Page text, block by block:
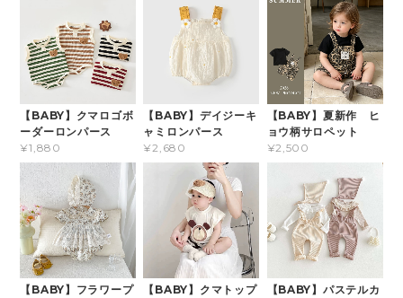
【BABY】クマロゴボ
ーダーロンパース
¥1,880
【BABY】デイジーキ
ャミロンパース
¥2,680
【BABY】夏新作 ヒ
ョウ柄サロペット
¥2,500
【BABY】フラワープ
【BABY】クマトップ
【BABY】パステルカ